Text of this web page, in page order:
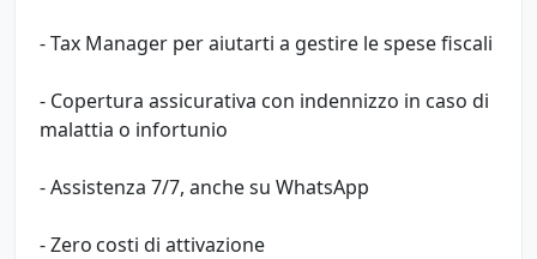
- Tax Manager per aiutarti a gestire le spese fiscali
- Copertura assicurativa con indennizzo in caso di
malattia o infortunio
- Assistenza 7/7, anche su WhatsApp
- Zero costi di attivazione